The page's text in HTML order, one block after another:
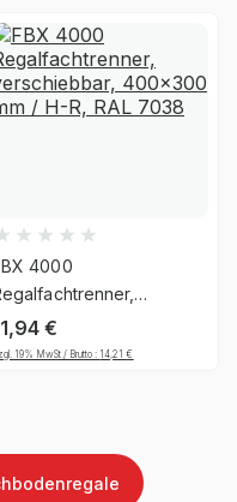
Verwendung
für den
Stecksystem
175 kg
4000
400x300
/ H-R, RAL 7038
€
19% MwSt / Brutto :14,21€